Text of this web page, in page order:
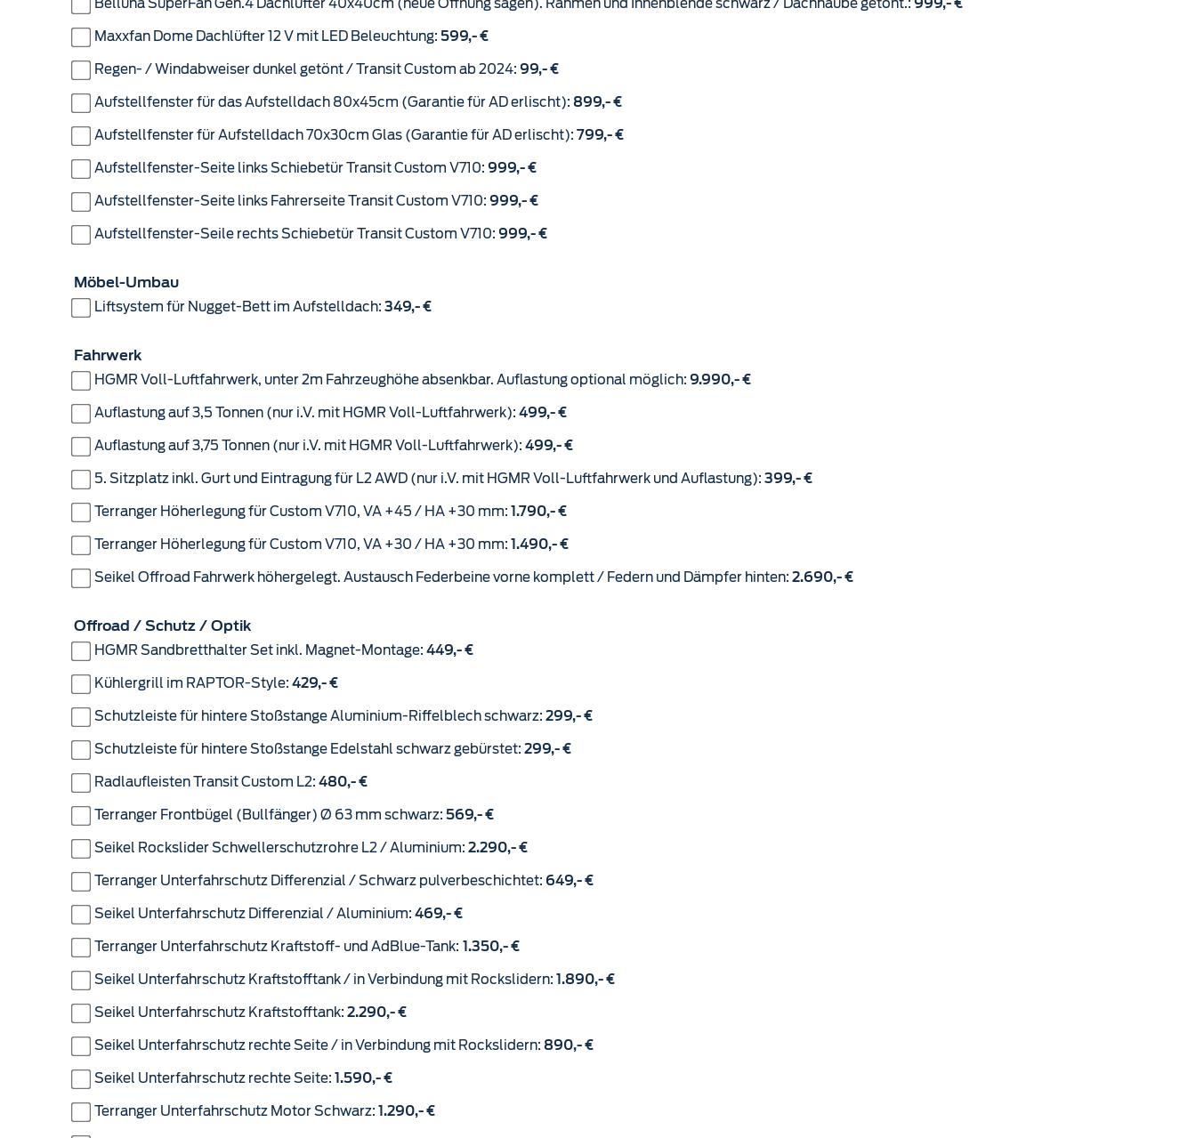
Belluna SuperFan Gen.4 Dachlüfter 40x40cm (neue Öffnung sägen). Rahmen und Innenblende schwarz / Dachhaube getönt.: 999,- €
Maxxfan Dome Dachlüfter 12 V mit LED Beleuchtung: 599,- €
Regen- / Windabweiser dunkel getönt / Transit Custom ab 2024: 99,- €
Aufstellfenster für das Aufstelldach 80x45cm (Garantie für AD erlischt): 899,- €
Aufstellfenster für Aufstelldach 70x30cm Glas (Garantie für AD erlischt): 799,- €
Aufstellfenster-Seite links Schiebetür Transit Custom V710: 999,- €
Aufstellfenster-Seite links Fahrerseite Transit Custom V710: 999,- €
Aufstellfenster-Seile rechts Schiebetür Transit Custom V710: 999,- €
Möbel-Umbau
Liftsystem für Nugget-Bett im Aufstelldach: 349,- €
Fahrwerk
HGMR Voll-Luftfahrwerk, unter 2m Fahrzeughöhe absenkbar. Auflastung optional möglich: 9.990,- €
Auflastung auf 3,5 Tonnen (nur i.V. mit HGMR Voll-Luftfahrwerk): 499,- €
Auflastung auf 3,75 Tonnen (nur i.V. mit HGMR Voll-Luftfahrwerk): 499,- €
5. Sitzplatz inkl. Gurt und Eintragung für L2 AWD (nur i.V. mit HGMR Voll-Luftfahrwerk und Auflastung): 399,- €
Terranger Höherlegung für Custom V710, VA +45 / HA +30 mm: 1.790,- €
Terranger Höherlegung für Custom V710, VA +30 / HA +30 mm: 1.490,- €
Seikel Offroad Fahrwerk höhergelegt. Austausch Federbeine vorne komplett / Federn und Dämpfer hinten: 2.690,- €
Offroad / Schutz / Optik
HGMR Sandbretthalter Set inkl. Magnet-Montage: 449,- €
Kühlergrill im RAPTOR-Style: 429,- €
Schutzleiste für hintere Stoßstange Aluminium-Riffelblech schwarz: 299,- €
Schutzleiste für hintere Stoßstange Edelstahl schwarz gebürstet: 299,- €
Radlaufleisten Transit Custom L2: 480,- €
Terranger Frontbügel (Bullfänger) Ø 63 mm schwarz: 569,- €
Seikel Rockslider Schwellerschutzrohre L2 / Aluminium: 2.290,- €
Terranger Unterfahrschutz Differenzial / Schwarz pulverbeschichtet: 649,- €
Seikel Unterfahrschutz Differenzial / Aluminium: 469,- €
Terranger Unterfahrschutz Kraftstoff- und AdBlue-Tank: 1.350,- €
Seikel Unterfahrschutz Kraftstofftank / in Verbindung mit Rockslidern: 1.890,- €
Seikel Unterfahrschutz Kraftstofftank: 2.290,- €
Seikel Unterfahrschutz rechte Seite / in Verbindung mit Rockslidern: 890,- €
Seikel Unterfahrschutz rechte Seite: 1.590,- €
Terranger Unterfahrschutz Motor Schwarz: 1.290,- €